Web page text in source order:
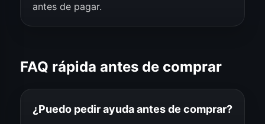
antes de pagar.
FAQ rápida antes de comprar
¿Puedo pedir ayuda antes de comprar?